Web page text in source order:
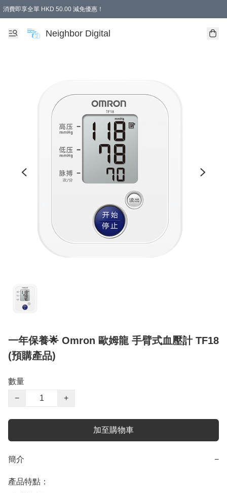
消費即享全單 HKD 50.00 減免優惠！
Neighbor Digital
一年保養🌟 Omron 歐姆龍 手臂式血壓計 TF18
(預購產品)
數量
−
+
加至購物車
簡介 −
產品特點：